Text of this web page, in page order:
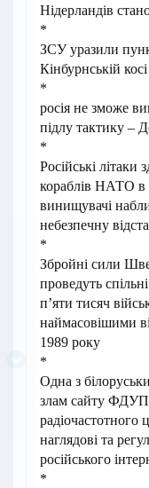
Нідерландів
*
ЗСУ уразили
Кінбурнській косі
*
росія не зможе
підлу тактику –
*
Російські літаки
кораблів НАТО в
винищувачі
небезпечну
*
Збройні сили
проведуть
п’яти тисяч
наймасовішими
1989 року
*
Одна з
злам сайту
радіочастотного
наглядові та
російського
*